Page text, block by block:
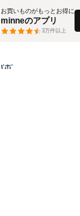
お買いものがもっとお得に
minneのアプリ
3万件以上